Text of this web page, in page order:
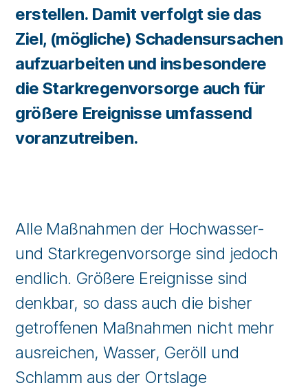
erstellen. Damit verfolgt sie das
Ziel, (mögliche) Schadensursachen
aufzuarbeiten und insbesondere
die Starkregenvorsorge auch für
größere Ereignisse umfassend
voranzutreiben.
Alle Maßnahmen der Hochwasser-
und Starkregenvorsorge sind jedoch
endlich. Größere Ereignisse sind
denkbar, so dass auch die bisher
getroffenen Maßnahmen nicht mehr
ausreichen, Wasser, Geröll und
Schlamm aus der Ortslage